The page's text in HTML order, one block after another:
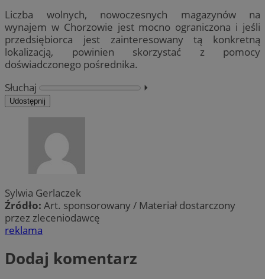
Liczba wolnych, nowoczesnych magazynów na
wynajem w Chorzowie jest mocno ograniczona i jeśli
przedsiębiorca jest zainteresowany tą konkretną
lokalizacją, powinien skorzystać z pomocy
doświadczonego pośrednika.
Słuchaj
⏵︎
Udostępnij
Sylwia Gerlaczek
Źródło: Art. sponsorowany / Materiał dostarczony
przez zleceniodawcę
reklama
Dodaj komentarz